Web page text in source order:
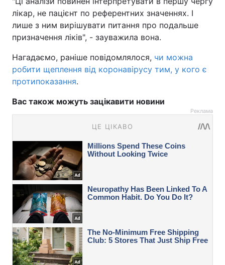
лікар, не пацієнт по референтних значеннях. І
лише з ним вирішувати питання про подальше
призначення ліків", - зауважила вона.
Нагадаємо, раніше повідомлялося, чи можна
робити щеплення від коронавірусу тим, у кого є
протипоказання.
Вас також можуть зацікавити новини
Реклама